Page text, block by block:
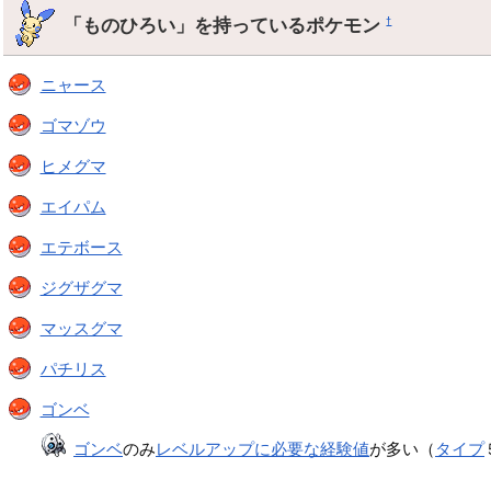
「ものひろい」を持っているポケモン†
ニャース
ゴマゾウ
ヒメグマ
エイパム
エテボース
ジグザグマ
マッスグマ
パチリス
ゴンベ
ゴンベのみレベルアップに必要な経験値が多い（ タイプ